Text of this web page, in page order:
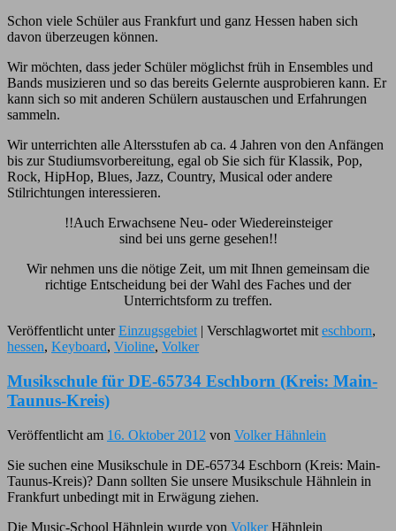
Schon viele Schüler aus Frankfurt und ganz Hessen haben sich
davon überzeugen können.
Wir möchten, dass jeder Schüler möglichst früh in Ensembles und
Bands musizieren und so das bereits Gelernte ausprobieren kann. Er
kann sich so mit anderen Schülern austauschen und Erfahrungen
sammeln.
Wir unterrichten alle Altersstufen ab ca. 4 Jahren von den Anfängen
bis zur Studiumsvorbereitung, egal ob Sie sich für Klassik, Pop,
Rock, HipHop, Blues, Jazz, Country, Musical oder andere
Stilrichtungen interessieren.
!!Auch Erwachsene Neu- oder Wiedereinsteiger
sind bei uns gerne gesehen!!
Wir nehmen uns die nötige Zeit, um mit Ihnen gemeinsam die
richtige Entscheidung bei der Wahl des Faches und der
Unterrichtsform zu treffen.
Veröffentlicht unter Einzugsgebiet | Verschlagwortet mit eschborn,
hessen, Keyboard, Violine, Volker
Musikschule für DE-65734 Eschborn (Kreis: Main-
Taunus-Kreis)
Veröffentlicht am 16. Oktober 2012 von Volker Hähnlein
Sie suchen eine Musikschule in DE-65734 Eschborn (Kreis: Main-
Taunus-Kreis)? Dann sollten Sie unsere Musikschule Hähnlein in
Frankfurt unbedingt mit in Erwägung ziehen.
Die Music-School Hähnlein wurde von VolkerHähnlein